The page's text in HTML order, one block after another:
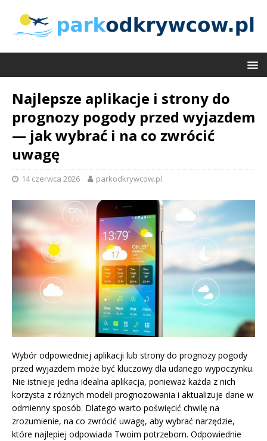
Najlepsze aplikacje i strony do
prognozy pogody przed wyjazdem
— jak wybrać i na co zwrócić
uwagę
14 czerwca 2026 parkodkrywcow.pl
Wybór odpowiedniej aplikacji lub strony do prognozy pogody
przed wyjazdem może być kluczowy dla udanego wypoczynku.
Nie istnieje jedna idealna aplikacja, ponieważ każda z nich
korzysta z różnych modeli prognozowania i aktualizuje dane w
odmienny sposób. Dlatego warto poświęcić chwilę na
zrozumienie, na co zwrócić uwagę, aby wybrać narzędzie,
które najlepiej odpowiada Twoim potrzebom. Odpowiednie